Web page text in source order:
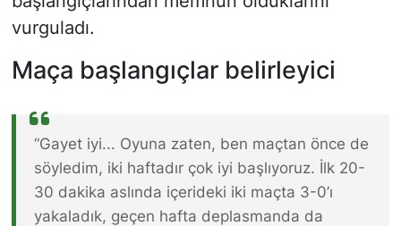
vurguladı.
Maça başlangıçlar belirleyici
“Gayet iyi... Oyuna zaten, ben maçtan önce de
söyledim, iki haftadır çok iyi başlıyoruz. İlk 20-
30 dakika aslında içerideki iki maçta 3-0’ı
yakaladık, geçen hafta deplasmanda da